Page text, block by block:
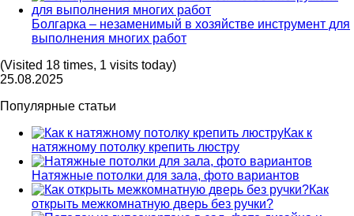
Болгарка – незаменимый в хозяйстве инструмент для
выполнения многих работ
(Visited 18 times, 1 visits today)
25.08.2025
Популярные статьи
Как к
натяжному потолку крепить люстру
Натяжные потолки для зала, фото вариантов
Как
открыть межкомнатную дверь без ручки?